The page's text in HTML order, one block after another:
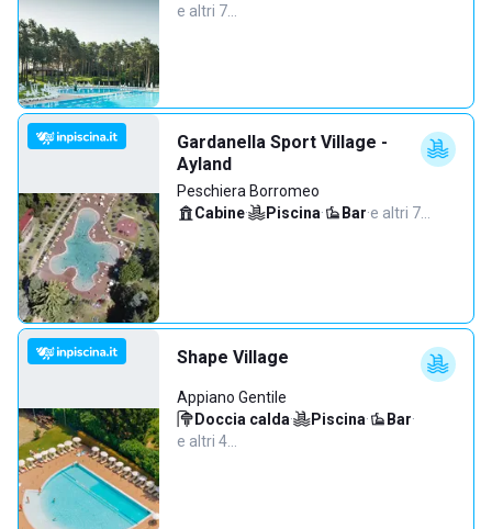
e altri 7…
Gardanella Sport Village -
Ayland
Peschiera Borromeo
Cabine· Piscina· Bar·e altri 7…
Shape Village
Appiano Gentile
Doccia calda· Piscina· Bar·
e altri 4…